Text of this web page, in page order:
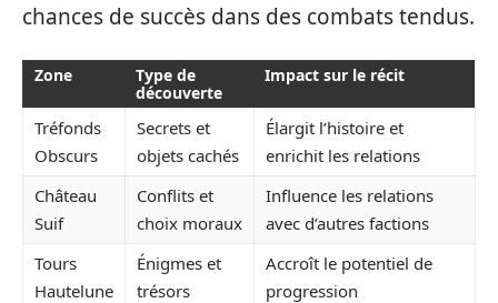
chances de succès dans des combats tendus.
Zone
Type de
découverte
Impact sur le récit
Tréfonds
Obscurs
Secrets et
objets cachés
Élargit l’histoire et
enrichit les relations
Château
Suif
Conflits et
choix moraux
Influence les relations
avec d’autres factions
Tours
Hautelune
Énigmes et
trésors
Accroît le potentiel de
progression